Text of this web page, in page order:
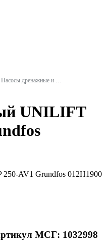
UNILIFT
МСГ: 1032998